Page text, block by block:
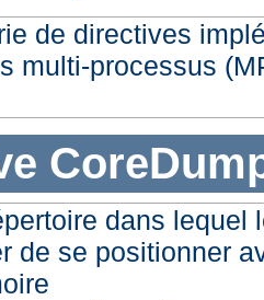
de directives
multi-processus
dans lequel
de se positionner